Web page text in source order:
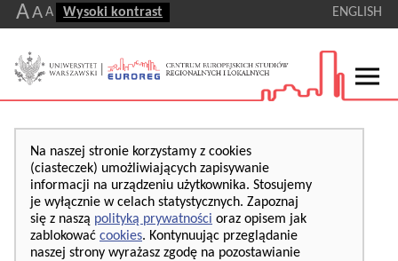
AA A Wysoki kontrast ENGLISH
Na naszej stronie korzystamy z cookies
(ciasteczek) umożliwiających zapisywanie
informacji na urządzeniu użytkownika. Stosujemy
je wyłącznie w celach statystycznych. Zapoznaj
się z naszą polityką prywatności oraz opisem jak
zablokować cookies. Kontynuując przeglądanie
naszej strony wyrażasz zgodę na pozostawianie